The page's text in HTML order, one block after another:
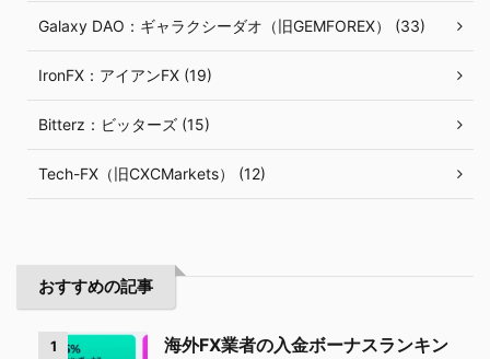
Galaxy DAO：ギャラクシーダオ（旧GEMFOREX） (33)
IronFX：アイアンFX (19)
Bitterz：ビッターズ (15)
Tech-FX（旧CXCMarkets） (12)
おすすめの記事
1
海外FX業者の入金ボーナスランキン